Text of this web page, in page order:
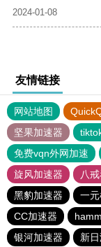
2024-01-08
友情链接
网站地图
坚果加速器
免费vqn外网加速
旋风加速器
八
黑豹加速器
一
CC加速器
银河加速器
新